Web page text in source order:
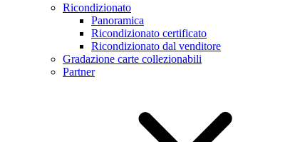
Ricondizionato
Panoramica
Ricondizionato certificato
Ricondizionato dal venditore
Gradazione carte collezionabili
Partner